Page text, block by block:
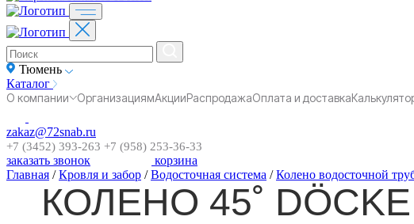
Тюмень
Каталог
О компании
ОрганизациямАкцииРаспродажаОплата и доставка
zakaz@72snab.ru
+7 (3452) 393-263 +7 (958) 253-36-33
заказать звонок
корзина
Главная / Кровля и забор / Водосточная система / Колено водосточной
КОЛЕНО 45˚